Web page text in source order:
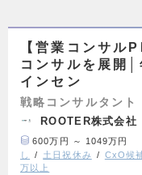
【営業コンサル
コンサルを展開
インセン
戦略コンサルタント
ROOTER株式会社
600万円 ～ 1049万円
し
土日祝休み CxO候
万以上